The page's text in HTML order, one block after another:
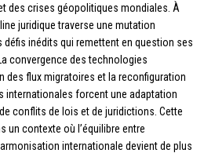
des crises géopolitiques mondiales. À
juridique traverse une mutation
inédits qui remettent en question ses
convergence des technologies
des flux migratoires et la reconfiguration
internationales forcent une adaptation
conflits de lois et de juridictions. Cette
un contexte où l’équilibre entre
internationale devient de plus